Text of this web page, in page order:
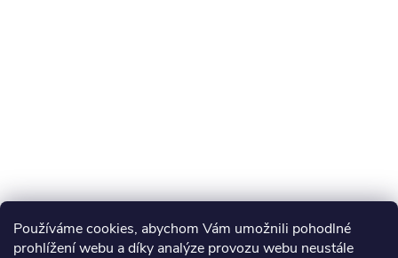
Používáme cookies, abychom Vám umožnili pohodlné
prohlížení webu a díky analýze provozu webu neustále